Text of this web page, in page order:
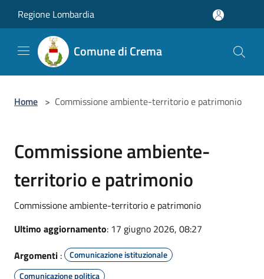
Regione Lombardia
Comune di Crema
Home > Commissione ambiente-territorio e patrimonio
Commissione ambiente-
territorio e patrimonio
Commissione ambiente-territorio e patrimonio
Ultimo aggiornamento: 17 giugno 2026, 08:27
Argomenti :
Comunicazione istituzionale
Comunicazione politica